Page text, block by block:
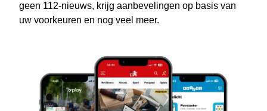
geen 112-nieuws, krijg aanbevelingen op basis van
uw voorkeuren en nog veel meer.